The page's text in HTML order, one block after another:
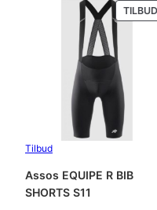
TILBUD
Tilbud
Assos EQUIPE R BIB
SHORTS S11